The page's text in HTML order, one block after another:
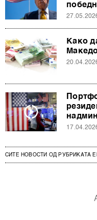
Како
СИТЕ НОВОСТИ ОД РУБРИКАТА